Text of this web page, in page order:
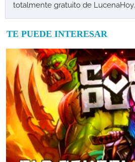
totalmente gratuito de LucenaHoy.
TE PUEDE INTERESAR